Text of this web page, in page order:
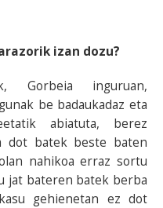
izan dozu?
Gorbeia inguruan,
be badaukadaz eta
abiatuta, berez
dot batek beste baten
nahikoa erraz sortu
jat bateren batek berba
gehienetan ez dot